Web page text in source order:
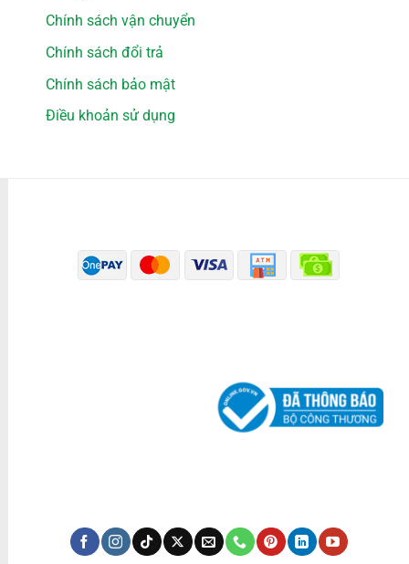
Chính sách vận chuyển
Chính sách đổi trả
Chính sách bảo mật
Điều khoản sử dụng